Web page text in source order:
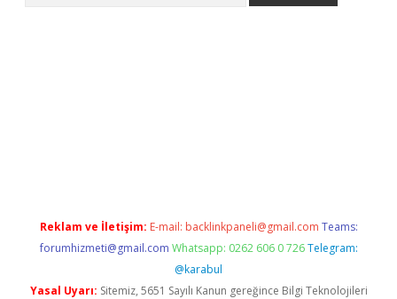
Reklam ve İletişim: E-mail: backlinkpaneli@gmail.com Teams:
forumhizmeti@gmail.com Whatsapp: 0262 606 0 726 Telegram:
@karabul
Yasal Uyarı: Sitemiz, 5651 Sayılı Kanun gereğince Bilgi Teknolojileri